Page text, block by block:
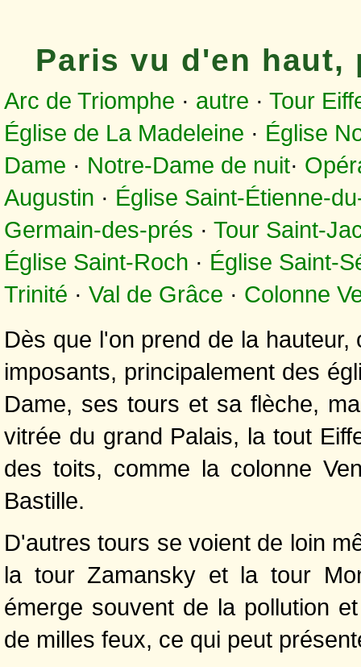
Paris vu d'en haut,
Arc de Triomphe · autre · Tour
Église de La Madeleine · Église
Dame · Notre-Dame de nuit·
Augustin · Église Saint-Étienne-
Germain-des-prés · Tour Saint-
Église Saint-Roch · Église Saint-
Trinité · Val de Grâce · Colonne
Dès que l'on prend de la
imposants, principalement des
Dame, ses tours et sa flèche,
vitrée du grand Palais, la tout
des toits, comme la colonne
Bastille.
D'autres tours se voient de loin
la tour Zamansky et la tour
émerge souvent de la pollution
de milles feux, ce qui peut